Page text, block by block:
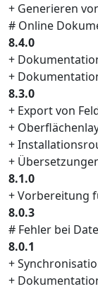
+ Generieren
# Online
8.4.0
+
+
8.3.0
+ Export von
+
+
+
8.1.0
+ Vorbereitung
8.0.3
# Fehler bei
8.0.1
+
+